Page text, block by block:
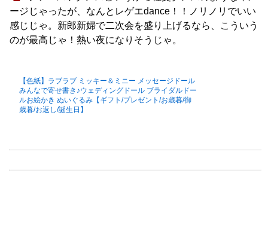
ージじゃったが、なんとレゲエdance！！ノリノリでいい
感じじゃ。新郎新婦で二次会を盛り上げるなら、こういう
のが最高じゃ！熱い夜になりそうじゃ。
【色紙】ラブラブ ミッキー＆ミニー メッセージドール
みんなで寄せ書き♪ウェディングドール ブライダルドー
ルお絵かき ぬいぐるみ【ギフト/プレゼント/お歳暮/御
歳暮/お返し/誕生日】